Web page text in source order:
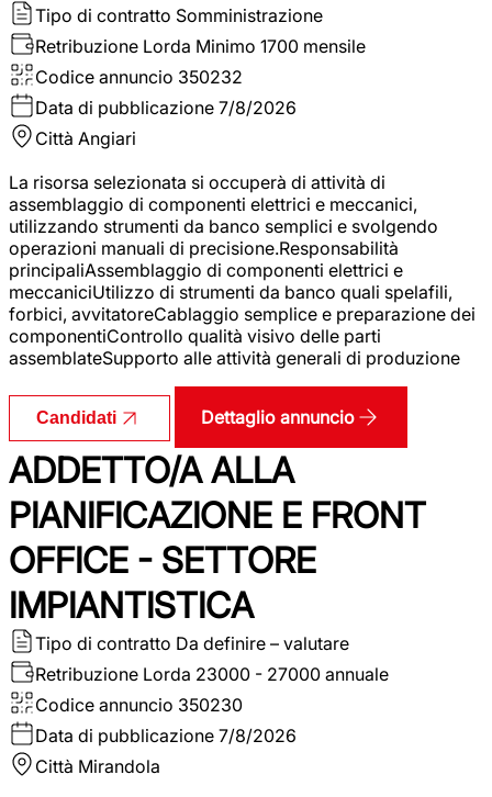
Tipo di contratto Somministrazione
Retribuzione Lorda Minimo 1700 mensile
Codice annuncio 350232
Data di pubblicazione 7/8/2026
Città Angiari
La risorsa selezionata si occuperà di attività di
assemblaggio di componenti elettrici e meccanici,
utilizzando strumenti da banco semplici e svolgendo
operazioni manuali di precisione.Responsabilità
principaliAssemblaggio di componenti elettrici e
meccaniciUtilizzo di strumenti da banco quali spelafili,
forbici, avvitatoreCablaggio semplice e preparazione dei
componentiControllo qualità visivo delle parti
assemblateSupporto alle attività generali di produzione
Candidati Dettaglio annuncio
ADDETTO/A ALLA
PIANIFICAZIONE E FRONT
OFFICE - SETTORE
IMPIANTISTICA
Tipo di contratto Da definire – valutare
Retribuzione Lorda 23000 - 27000 annuale
Codice annuncio 350230
Data di pubblicazione 7/8/2026
Città Mirandola